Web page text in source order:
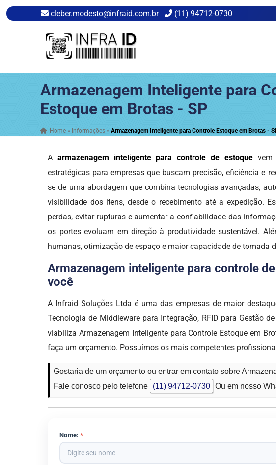
cleber.modesto@infraid.com.br (11) 94712-0730
Armazenagem Inteligente para
Estoque em Brotas - SP
Home » Informações »Armazenagem Inteligente para Controle Estoque em Brotas -
A armazenagem inteligente para controle de estoquevem
estratégicas para empresas que buscam precisão, eficiência e
se de uma abordagem que combina tecnologias avançadas,
visibilidade dos itens, desde o recebimento até a expedição.
perdas, evitar rupturas e aumentar a confiabilidade das
os portes evoluam em direção à produtividade sustentável.
humanas, otimização de espaço e maior capacidade de tomada
Armazenagem inteligente para controle
você
A Infraid Soluções Ltda é uma das empresas de maior
Tecnologia de Middleware para Integração, RFID para Gestão
viabiliza Armazenagem Inteligente para Controle Estoque em
faça um orçamento. Possuímos os mais competentes
Gostaria de um orçamento ou entrar em contato sobre
Fale conosco pelo telefone
(11) 94712-0730 Ou em nosso
Nome:*